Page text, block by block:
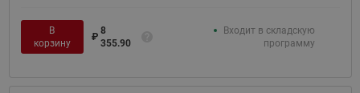
В
корзину
₽
8
355.90
Входит в складскую
программу